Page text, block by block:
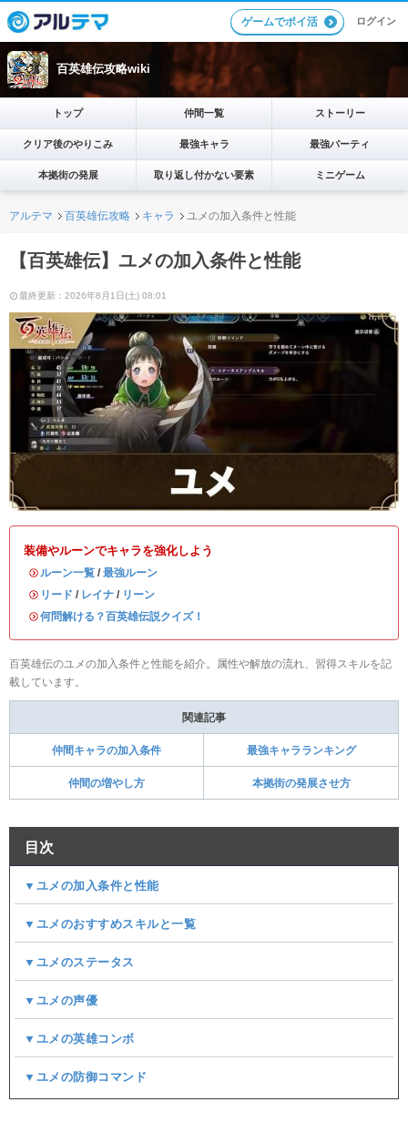
ゲームでポイ活 ログイン
百英雄伝攻略wiki
トップ 仲間一覧 ストーリー
クリア後のやりこみ 最強キャラ 最強パーティ
本拠街の発展 取り返し付かない要素 ミニゲーム
アルテマ 百英雄伝攻略 キャラ ユメの加入条件と性能
【百英雄伝】ユメの加入条件と性能
最終更新：2026年8月1日(土) 08:01
装備やルーンでキャラを強化しよう
・ ルーン一覧 / 最強ルーン
・ リード / レイナ / リーン
・何問解ける？百英雄伝説クイズ！
百英雄伝のユメの加入条件と性能を紹介。属性や解放の流れ、習得スキルを記
載しています。
関連記事
仲間キャラの加入条件 最強キャラランキング
仲間の増やし方 本拠街の発展させ方
目次
▼ユメの加入条件と性能
▼ユメのおすすめスキルと一覧
▼ユメのステータス
▼ユメの声優
▼ユメの英雄コンボ
▼ユメの防御コマンド